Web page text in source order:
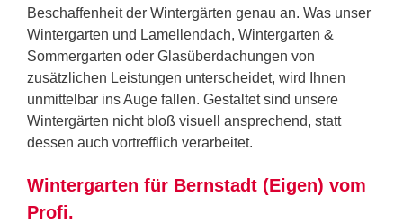
Beschaffenheit der Wintergärten genau an. Was unser
Wintergarten und Lamellendach, Wintergarten &
Sommergarten oder Glasüberdachungen von
zusätzlichen Leistungen unterscheidet, wird Ihnen
unmittelbar ins Auge fallen. Gestaltet sind unsere
Wintergärten nicht bloß visuell ansprechend, statt
dessen auch vortrefflich verarbeitet.
Wintergarten für Bernstadt (Eigen) vom
Profi.